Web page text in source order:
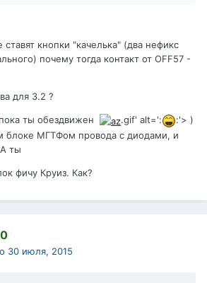
кнопки "качелька" (два нефикс
почему тогда контакт от OFF57 -
для 3.2 ?
ты обездвижен .gif' alt=':
:'> )
блоке МГТФом провода с диодами, и
ты
фичу Круиз. Как?
30 июля, 2015